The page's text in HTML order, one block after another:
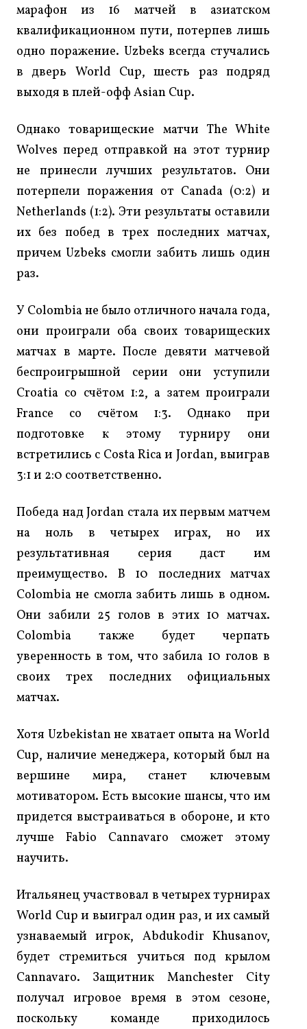
марафон из 16 матчей в азиатском
квалификационном пути, потерпев лишь
одно поражение. Uzbeks всегда стучались
в дверь World Cup, шесть раз подряд
выходя в плей-офф Asian Cup.
Однако товарищеские матчи The White
Wolves перед отправкой на этот турнир
не принесли лучших результатов. Они
потерпели поражения от Canada (0:2) и
Netherlands (1:2). Эти результаты оставили
их без побед в трех последних матчах,
причем Uzbeks смогли забить лишь один
раз.
У Colombia не было отличного начала года,
они проиграли оба своих товарищеских
матчах в марте. После девяти матчевой
беспроигрышной серии они уступили
Croatia со счётом 1:2, а затем проиграли
France со счётом 1:3. Однако при
подготовке к этому турниру они
встретились с Costa Rica и Jordan, выиграв
3:1 и 2:0 соответственно.
Победа над Jordan стала их первым матчем
на ноль в четырех играх, но их
результативная серия даст им
преимущество. В 10 последних матчах
Colombia не смогла забить лишь в одном.
Они забили 25 голов в этих 10 матчах.
Colombia также будет черпать
уверенность в том, что забила 10 голов в
своих трех последних официальных
матчах.
Хотя Uzbekistan не хватает опыта на World
Cup, наличие менеджера, который был на
вершине мира, станет ключевым
мотиватором. Есть высокие шансы, что им
придется выстраиваться в обороне, и кто
лучше Fabio Cannavaro сможет этому
научить.
Итальянец участвовал в четырех турнирах
World Cup и выиграл один раз, и их самый
узнаваемый игрок, Abdukodir Khusanov,
будет стремиться учиться под крылом
Cannavaro. Защитник Manchester City
получал игровое время в этом сезоне,
поскольку команде приходилось